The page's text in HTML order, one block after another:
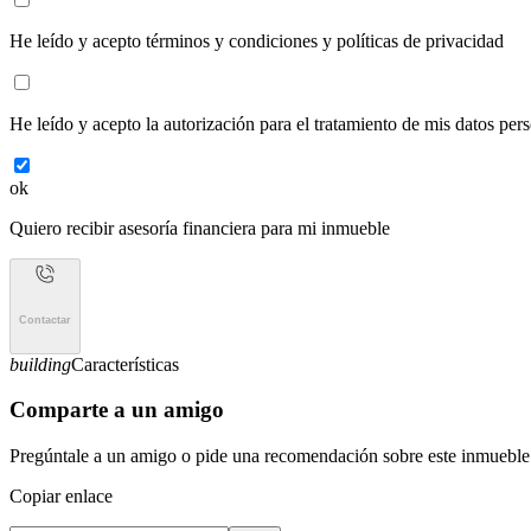
He leído y acepto términos y condiciones y políticas de privacidad
He leído y acepto la autorización para el tratamiento de mis datos
ok
Quiero recibir asesoría financiera para mi inmueble
Contactar
buildingCaracterísticas
Comparte a un amigo
Pregúntale a un amigo o pide una recomendación sobre este inmueble
Copiar enlace